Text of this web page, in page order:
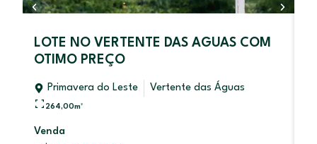
LOTE NO VERTENTE DAS AGUAS COM
OTIMO PREÇO
Primavera do Leste Vertente das Águas
264,00m²
Venda